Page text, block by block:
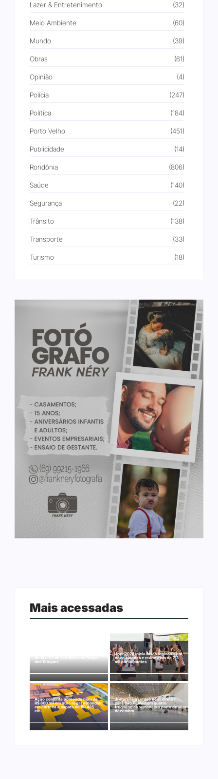
Lazer & Entretenimento (32)
Meio Ambiente (60)
Mundo (39)
Obras (61)
Opinião (4)
Polícia (247)
Política (184)
Porto Velho (451)
Publicidade (14)
Rondônia (806)
Saúde (140)
Segurança (22)
Trânsito (138)
Transporte (33)
Turismo (18)
Mais acessadas
dos Tanques
Joer 2026 inicia fases regionais em
nove cidades e reúne mais de 7,3
mil participantes
Ação conjunta apreende mais de
R$ 800 mil em ouro ilegal escondido
em carteira e sapato na BR 425
em…
Ji-Paraná ganhará voos diretos
para São Paulo com quatro
frequências semanais a partir de
dezembro